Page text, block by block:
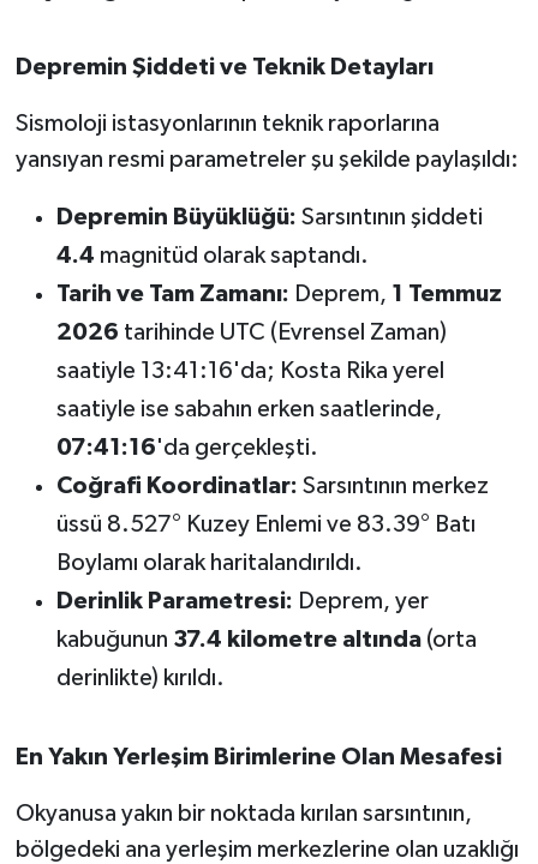
Depremin Şiddeti ve Teknik Detayları
Sismoloji istasyonlarının teknik raporlarına
yansıyan resmi parametreler şu şekilde paylaşıldı:
Depremin Büyüklüğü: Sarsıntının şiddeti
4.4 magnitüd olarak saptandı.
Tarih ve Tam Zamanı: Deprem, 1 Temmuz
2026 tarihinde UTC (Evrensel Zaman)
saatiyle 13:41:16'da; Kosta Rika yerel
saatiyle ise sabahın erken saatlerinde,
07:41:16'da gerçekleşti.
Coğrafi Koordinatlar: Sarsıntının merkez
üssü 8.527° Kuzey Enlemi ve 83.39° Batı
Boylamı olarak haritalandırıldı.
Derinlik Parametresi: Deprem, yer
kabuğunun 37.4 kilometre altında(orta
derinlikte) kırıldı.
En Yakın Yerleşim Birimlerine Olan Mesafesi
Okyanusa yakın bir noktada kırılan sarsıntının,
bölgedeki ana yerleşim merkezlerine olan uzaklığı
KENT GÜNDEMİ
Kepsut
KÜLTÜR-SANAT
MAGAZİN
MANŞET
Manyas
OLAY
OTOMOTİV
SAĞLIK
Savaştepe
Sındırgı